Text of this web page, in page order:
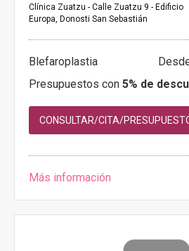
Clínica Zuatzu - Calle Zuatzu 9 - Edificio
Europa, Donosti San Sebastián
Blefaroplastia
Presupuestos con 5% de
CONSULTAR/CITA/
Más información